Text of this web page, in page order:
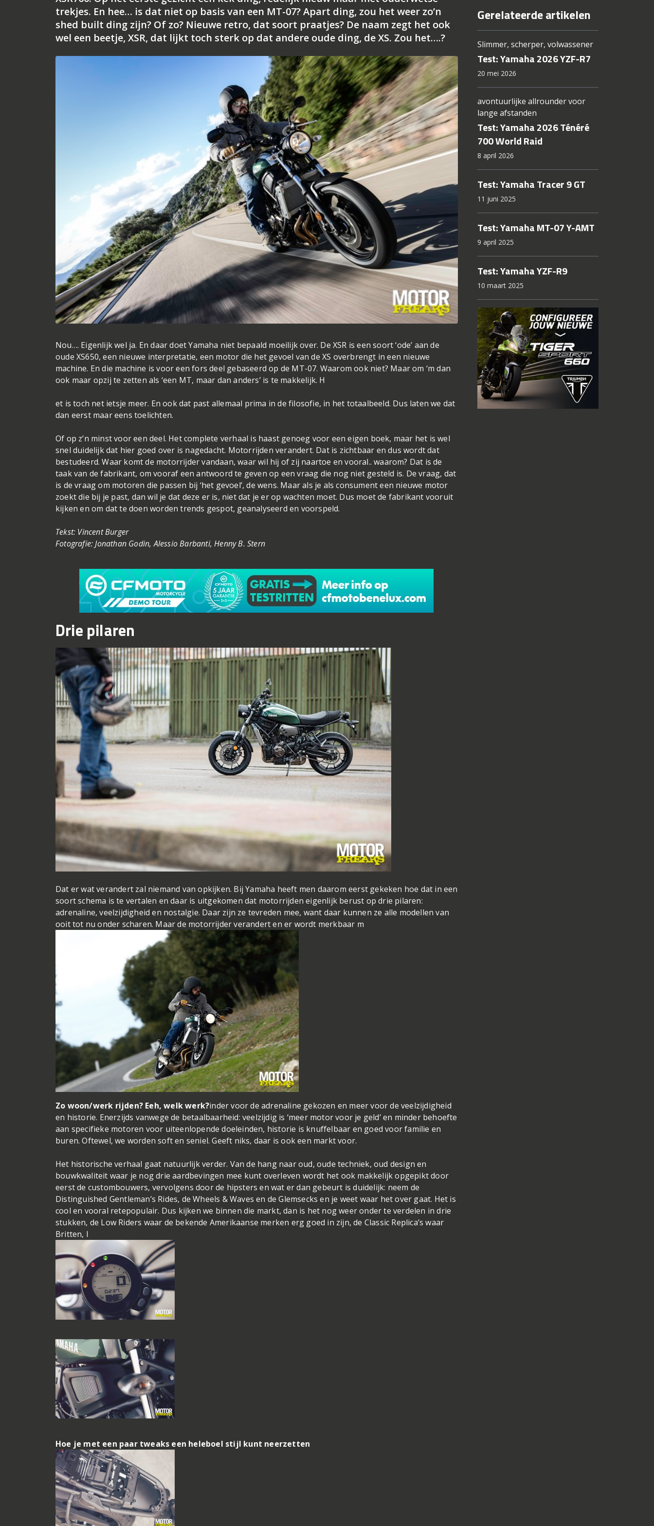
trekjes. En hee… is dat niet op basis van een MT-07? Apart ding, zou het weer zo’n
shed built ding zijn? Of zo? Nieuwe retro, dat soort praatjes? De naam zegt het ook
wel een beetje, XSR, dat lijkt toch sterk op dat andere oude ding, de XS. Zou het….?
Nou…. Eigenlijk wel ja. En daar doet Yamaha niet bepaald moeilijk over. De XSR is een soort ‘ode’ aan de
oude XS650, een nieuwe interpretatie, een motor die het gevoel van de XS overbrengt in een nieuwe
machine. En die machine is voor een fors deel gebaseerd op de MT-07. Waarom ook niet? Maar om ‘m dan
ook maar opzij te zetten als ‘een MT, maar dan anders’ is te makkelijk. H
et is toch net ietsje meer. En ook dat past allemaal prima in de filosofie, in het totaalbeeld. Dus laten we dat
dan eerst maar eens toelichten.
Of op z’n minst voor een deel. Het complete verhaal is haast genoeg voor een eigen boek, maar het is wel
snel duidelijk dat hier goed over is nagedacht. Motorrijden verandert. Dat is zichtbaar en dus wordt dat
bestudeerd. Waar komt de motorrijder vandaan, waar wil hij of zij naartoe en vooral.. waarom? Dat is de
taak van de fabrikant, om vooraf een antwoord te geven op een vraag die nog niet gesteld is. De vraag, dat
is de vraag om motoren die passen bij ‘het gevoel’, de wens. Maar als je als consument een nieuwe motor
zoekt die bij je past, dan wil je dat deze er is, niet dat je er op wachten moet. Dus moet de fabrikant vooruit
kijken en om dat te doen worden trends gespot, geanalyseerd en voorspeld.
Tekst: Vincent Burger
Fotografie: Jonathan Godin, Alessio Barbanti, Henny B. Stern
Drie pilaren
Dat er wat verandert zal niemand van opkijken. Bij Yamaha heeft men daarom eerst gekeken hoe dat in een
soort schema is te vertalen en daar is uitgekomen dat motorrijden eigenlijk berust op drie pilaren:
adrenaline, veelzijdigheid en nostalgie. Daar zijn ze tevreden mee, want daar kunnen ze alle modellen van
ooit tot nu onder scharen. Maar de motorrijder verandert en er wordt merkbaar m
Zo woon/werk rijden? Eeh, welk werk?inder voor de adrenaline gekozen en meer voor de veelzijdigheid
en historie. Enerzijds vanwege de betaalbaarheid: veelzijdig is ‘meer motor voor je geld’ en minder behoefte
aan specifieke motoren voor uiteenlopende doeleinden, historie is knuffelbaar en goed voor familie en
buren. Oftewel, we worden soft en seniel. Geeft niks, daar is ook een markt voor.
Het historische verhaal gaat natuurlijk verder. Van de hang naar oud, oude techniek, oud design en
bouwkwaliteit waar je nog drie aardbevingen mee kunt overleven wordt het ook makkelijk opgepikt door
eerst de custombouwers, vervolgens door de hipsters en wat er dan gebeurt is duidelijk: neem de
Distinguished Gentleman’s Rides, de Wheels & Waves en de Glemsecks en je weet waar het over gaat. Het is
cool en vooral retepopulair. Dus kijken we binnen die markt, dan is het nog weer onder te verdelen in drie
stukken, de Low Riders waar de bekende Amerikaanse merken erg goed in zijn, de Classic Replica’s waar
Britten, I
Hoe je met een paar tweaks een heleboel stijl kunt neerzetten
Gerelateerde artikelen
Slimmer, scherper, volwassener
Test: Yamaha 2026 YZF-R7
20 mei 2026
avontuurlijke allrounder voor
lange afstanden
Test: Yamaha 2026 Ténéré
700 World Raid
8 april 2026
Test: Yamaha Tracer 9 GT
11 juni 2025
Test: Yamaha MT-07 Y-AMT
9 april 2025
Test: Yamaha YZF-R9
10 maart 2025